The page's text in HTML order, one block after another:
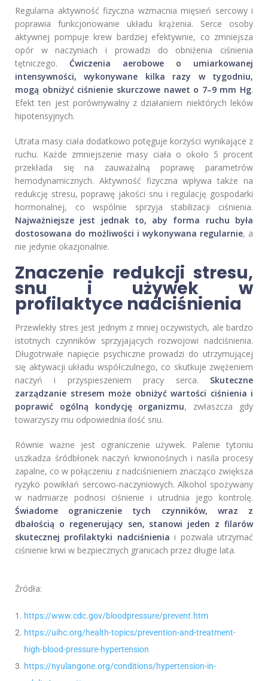
Regularna aktywność fizyczna wzmacnia mięsień sercowy i
poprawia funkcjonowanie układu krążenia. Serce osoby
aktywnej pompuje krew bardziej efektywnie, co zmniejsza
opór w naczyniach i prowadzi do obniżenia ciśnienia
tętniczego. Ćwiczenia aerobowe o umiarkowanej
intensywności, wykonywane kilka razy w tygodniu,
mogą obniżyć ciśnienie skurczowe nawet o 7–9 mm Hg.
Efekt ten jest porównywalny z działaniem niektórych leków
hipotensyjnych.
Utrata masy ciała dodatkowo potęguje korzyści wynikające z
ruchu. Każde zmniejszenie masy ciała o około 5 procent
przekłada się na zauważalną poprawę parametrów
hemodynamicznych. Aktywność fizyczna wpływa także na
redukcję stresu, poprawę jakości snu i regulację gospodarki
hormonalnej, co wspólnie sprzyja stabilizacji ciśnienia.
Najważniejsze jest jednak to, aby forma ruchu była
dostosowana do możliwości i wykonywana regularnie, a
nie jedynie okazjonalnie.
Znaczenie redukcji stresu,
snu i używek w
profilaktyce nadciśnienia
Przewlekły stres jest jednym z mniej oczywistych, ale bardzo
istotnych czynników sprzyjających rozwojowi nadciśnienia.
Długotrwałe napięcie psychiczne prowadzi do utrzymującej
się aktywacji układu współczulnego, co skutkuje zwężeniem
naczyń i przyspieszeniem pracy serca. Skuteczne
zarządzanie stresem może obniżyć wartości ciśnienia i
poprawić ogólną kondycję organizmu, zwłaszcza gdy
towarzyszy mu odpowiednia ilość snu.
Równie ważne jest ograniczenie używek. Palenie tytoniu
uszkadza śródbłonek naczyń krwionośnych i nasila procesy
zapalne, co w połączeniu z nadciśnieniem znacząco zwiększa
ryzyko powikłań sercowo-naczyniowych. Alkohol spożywany
w nadmiarze podnosi ciśnienie i utrudnia jego kontrolę.
Świadome ograniczenie tych czynników, wraz z
dbałością o regenerujący sen, stanowi jeden z filarów
skutecznej profilaktyki nadciśnienia i pozwala utrzymać
ciśnienie krwi w bezpiecznych granicach przez długie lata.
Źródła:
https://www.cdc.gov/bloodpressure/prevent.htm
https://uihc.org/health-topics/prevention-and-treatment-
high-blood-pressure-hypertension
https://nyulangone.org/conditions/hypertension-in-